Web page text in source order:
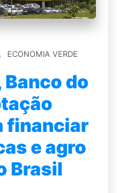
ECONOMIA VERDE
Banco do
financiar
e agro
Brasil